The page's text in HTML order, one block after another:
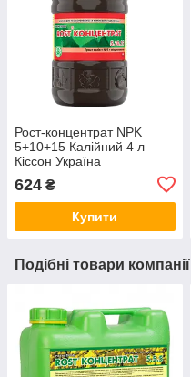
Рост-концентрат NPK
5+10+15 Калійний 4 л
Кіссон Україна
624 ₴
Купити
Подібні товари компанії